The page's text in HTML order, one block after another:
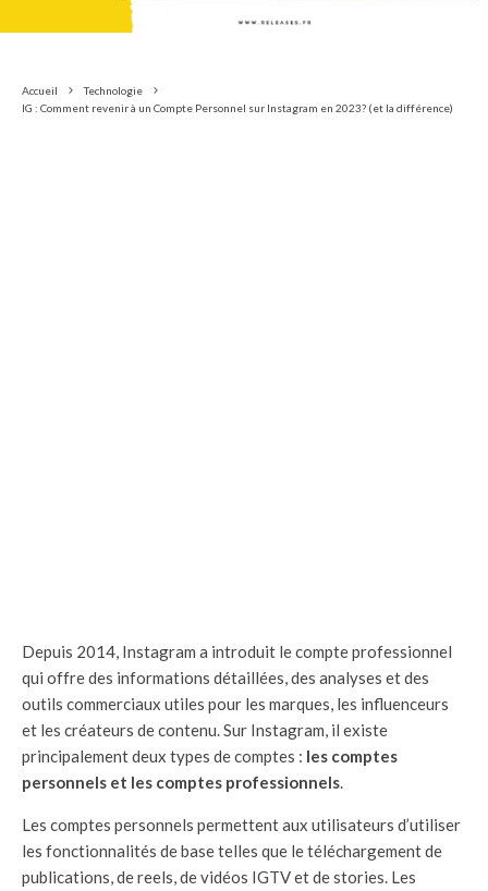
Accueil
Technologie
IG : Comment revenir à un Compte Personnel sur Instagram en 2023? (et la différence)
Depuis 2014, Instagram a introduit le compte professionnel
qui offre des informations détaillées, des analyses et des
outils commerciaux utiles pour les marques, les influenceurs
et les créateurs de contenu. Sur Instagram, il existe
principalement deux types de comptes : les comptes
personnels et les comptes professionnels.
Les comptes personnels permettent aux utilisateurs d’utiliser
les fonctionnalités de base telles que le téléchargement de
publications, de reels, de vidéos IGTV et de stories. Les